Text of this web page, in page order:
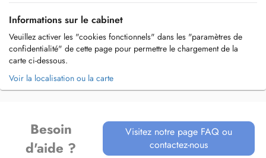
Informations sur le cabinet
Veuillez activer les "cookies fonctionnels" dans les "paramètres de
confidentialité" de cette page pour permettre le chargement de la
carte ci-dessous.
Voir la localisation ou la carte
Besoin
d'aide ?
Visitez notre page FAQ ou
contactez-nous